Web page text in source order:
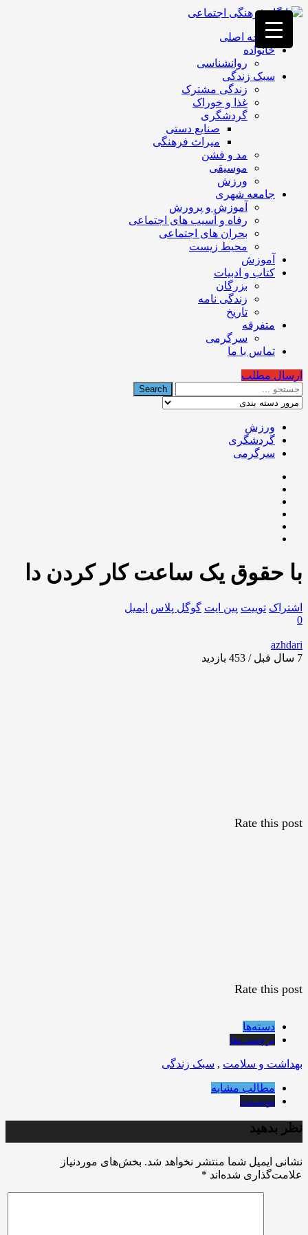
فصد
خون
غرب
تهران
خشکشویی
تصفیه
تهران
صفحه اصلی
خانواده
روانشناسی
سبک زندگی
زندگی مشترک
غذا و خوراک
گردشگری
صنایع دستی
میراث فرهنگی
مد و فشن
موسیقی
ورزش
جامعه شهری
آموزش و پرورش
رفاه و آسیب های اجتماعی
بحران های اجتماعی
محیط زیست
آموزش
کتاب و ادبیات
بزرگان
زندگی نامه
تاریخ
متفرقه
سرگرمی
تماس با ما
ارسال مطلب
ورزش
گردشگری
سرگرمی
با‏ حقوق یک ساعت کار کردن دا
اشتراک توییت پین ایت گوگل‌ پلاس ایمیل
0
azhdari
7 سال قبل / 453
بازدید
Rate this post
Rate this post
دسته‌ها
برچسب‌ها
بهداشت و سلامت , سبک زندگی
مطالب مشابه
نویسنده
نظر بدهید
نشانی ایمیل شما منتشر نخواهد شد. بخش‌های موردنیاز
علامت‌گذاری شده‌اند *